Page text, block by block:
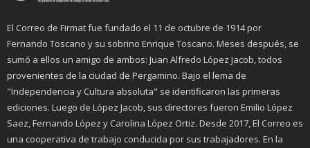
El Correo de Firmat fue fundado el 11 de octubre de 1914 por
Fernando Toscano y su sobrino Enrique Toscano. Meses después, se
sumó a ellos un amigo de ambos: Juan Alfredo López Jacob, todos
provenientes de la ciudad de Pergamino. Bajo el lema de
"Independencia y Cultura absoluta" se identificaron las primeras
ediciones. Luego de López Jacob, sus directores fueron Emilio López
Saez, Fernando López y Carolina López Ortiz. Desde 2017, El Correo es
una cooperativa de trabajo conducida por sus trabajadores. En la